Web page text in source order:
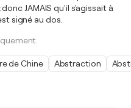
JAMAIS qu'il s'agissait à
signé au dos.
de Chine Abstraction